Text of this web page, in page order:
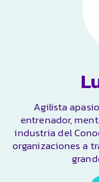
Agilista
entrenador,
industria del
organizaciones a